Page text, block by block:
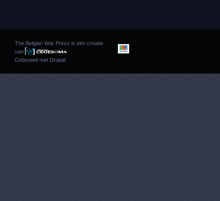
The Belgian War Press is een creatie
van
Gebouwd met Drupal